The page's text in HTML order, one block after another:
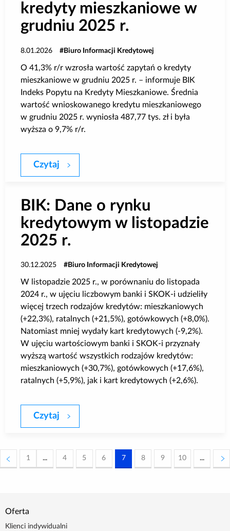
kredyty mieszkaniowe w
grudniu 2025 r.
8.01.2026 Biuro Informacji Kredytowej
O 41,3% r/r wzrosła wartość zapytań o kredyty
mieszkaniowe w grudniu 2025 r. – informuje BIK
Indeks Popytu na Kredyty Mieszkaniowe. Średnia
wartość wnioskowanego kredytu mieszkaniowego
w grudniu 2025 r. wyniosła 487,77 tys. zł i była
wyższa o 9,7% r/r.
Czytaj BIK: o 41,3% r/r wzrosła wartość
BIK: Dane o rynku
kredytowym w listopadzie
2025 r.
30.12.2025 Biuro Informacji Kredytowej
W listopadzie 2025 r., w porównaniu do listopada
2024 r., w ujęciu liczbowym banki i SKOK-i udzieliły
więcej trzech rodzajów kredytów: mieszkaniowych
(+22,3%), ratalnych (+21,5%), gotówkowych (+8,0%).
Natomiast mniej wydały kart kredytowych (-9,2%).
W ujęciu wartościowym banki i SKOK-i przyznały
wyższą wartość wszystkich rodzajów kredytów:
mieszkaniowych (+30,7%), gotówkowych (+17,6%),
ratalnych (+5,9%), jak i kart kredytowych (+2,6%).
Czytaj BIK: Dane o rynku kredytowym w
1 ... 4 5 6 7 8 9 10 ...
Oferta
Klienci indywidualni